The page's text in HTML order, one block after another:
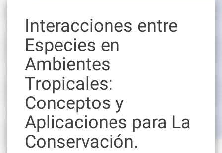
Interacciones entre
Especies en
Ambientes
Tropicales:
Conceptos y
Aplicaciones para La
Conservación.